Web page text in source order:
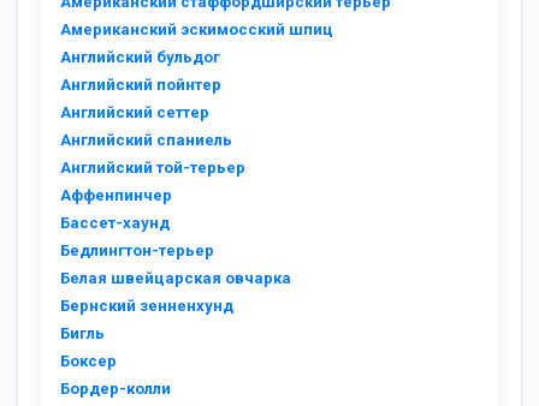
Американский эскимосский шпиц
Английский бульдог
Английский пойнтер
Английский сеттер
Английский спаниель
Английский той-терьер
Аффенпинчер
Бассет-хаунд
Бедлингтон-терьер
Белая швейцарская овчарка
Бернский зенненхунд
Бигль
Боксер
Бордер-колли